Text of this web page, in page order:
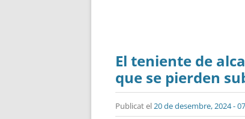
El teniente de
que se pierden
Publicat el20 de desembre, 2024 -